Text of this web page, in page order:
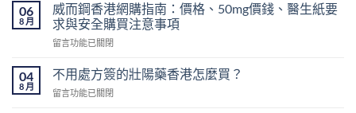
06
8 月
威而鋼香港網購指南：價格、50mg價錢、醫生紙要
求與安全購買注意事項
在
而
鋼
香
留言功能已關閉
04
8 月
不用處方簽的壯陽藥香港怎麼買？
在
留言功能已關閉